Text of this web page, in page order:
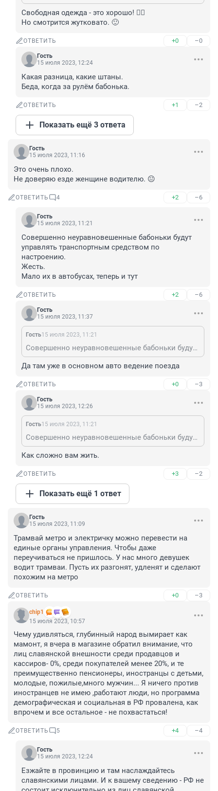
Свободная одежда - это хорошо! ☝🏼
Но смотрится жутковато. 🙂
ОТВЕТИТЬ +0 –0
Гость
15 июля 2023, 12:24
Какая разница, какие штаны.
Беда, когда за рулём бабонька.
ОТВЕТИТЬ +1 –2
Показать ещё 3 ответа
Гость
15 июля 2023, 11:16
Это очень плохо.
Не доверяю езде женщине водителю. 😐
ОТВЕТИТЬ 4 +2 –6
Гость
15 июля 2023, 11:21
Совершенно неуравновешенные бабоньки будут
управлять транспортным средством по
настроению.
Жесть.
Мало их в автобусах, теперь и тут
ОТВЕТИТЬ +2 –6
Гость
15 июля 2023, 11:37
Гость15 июля 2023, 11:21
Совершенно неуравновешенные бабоньки будут управлять транспортным средством по настроению. Жесть. Мало их в автобусах, теперь и тут
Да там уже в основном авто ведение поезда
ОТВЕТИТЬ +0 –3
Гость
15 июля 2023, 12:26
Гость15 июля 2023, 11:21
Совершенно неуравновешенные бабоньки будут управлять транспортным средством по настроению. Жесть. Мало их в автобусах, теперь и тут
Как сложно вам жить.
ОТВЕТИТЬ +3 –2
Показать ещё 1 ответ
Гость
15 июля 2023, 11:09
Трамвай метро и электричку можно перевести на
единые органы управления. Чтобы даже
переучиваться не пришлось. У нас много девушек
водит трамваи. Пусть их разгонят, удленят и сделают
похожим на метро
ОТВЕТИТЬ +0 –3
chip1
15 июля 2023, 10:57
Чему удивляться, глубинный народ вымирает как
мамонт, я вчера в магазине обратил внимание, что
лиц славянской внешности среди продавцов и
кассиров- 0%, среди покупателей менее 20%, и те
преимущественно пенсионеры, иностранцы с детьми,
молодые, пожилые,много мужчин... Я ничего против
иностранцев не имею ,работают люди, но программа
демографическая и социальная в РФ провалена, как
впрочем и все остальное - не похвастаться!
ОТВЕТИТЬ 5 +4 –4
Гость
15 июля 2023, 12:24
Езжайте в провинцию и там наслаждайтесь
славянскими лицами. И к вашему сведению - РФ не